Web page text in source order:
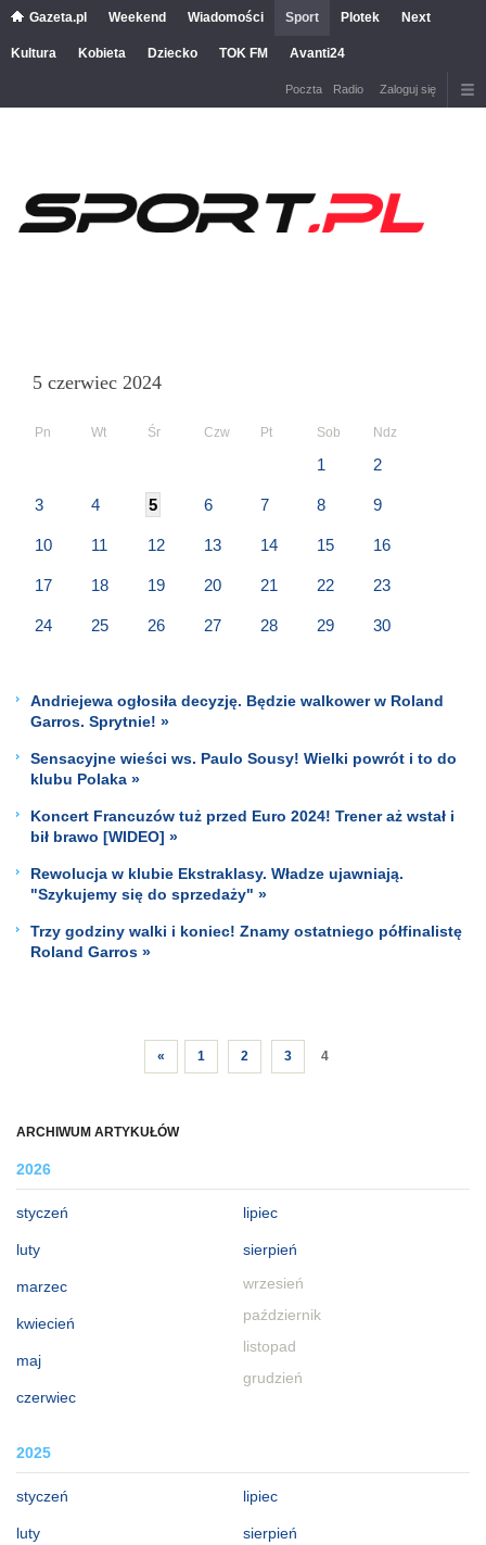
Gazeta.pl Weekend Wiadomości Sport Plotek Next
Kultura Kobieta Dziecko TOK FM Avanti24
Poczta Radio Zaloguj się
ARCHIWUM ARTYKUŁÓW
2026
styczeń
luty
marzec
kwiecień
maj
czerwiec
lipiec
sierpień
wrzesień
październik
listopad
grudzień
2025
styczeń
luty
lipiec
sierpień
5 czerwiec 2024
Pn Wt Śr Czw Pt Sob Ndz
1 2
3 4 5 6 7 8 9
10 11 12 13 14 15 16
17 18 19 20 21 22 23
24 25 26 27 28 29 30
Andriejewa ogłosiła decyzję. Będzie walkower w Roland
Garros. Sprytnie! »
Sensacyjne wieści ws. Paulo Sousy! Wielki powrót i to do
klubu Polaka »
Koncert Francuzów tuż przed Euro 2024! Trener aż wstał i
bił brawo [WIDEO] »
Rewolucja w klubie Ekstraklasy. Władze ujawniają.
"Szykujemy się do sprzedaży" »
Trzy godziny walki i koniec! Znamy ostatniego półfinalistę
Roland Garros »
« 1 2 3 4